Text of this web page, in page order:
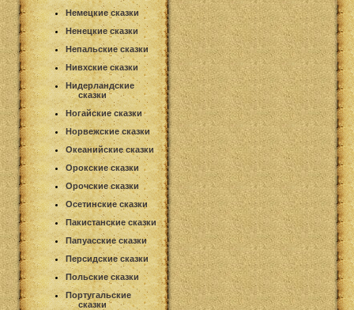
Немецкие сказки
Ненецкие сказки
Непальские сказки
Нивхские сказки
Нидерландские
сказки
Ногайские сказки
Норвежские сказки
Океанийские сказки
Орокские сказки
Орочские сказки
Осетинские сказки
Пакистанские сказки
Папуасские сказки
Персидские сказки
Польские сказки
Португальские
сказки